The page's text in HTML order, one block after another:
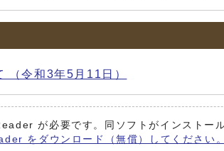
（令和3年5月11日）
が必要です。同ソフトがインストール
をダウンロード（無償）してください。